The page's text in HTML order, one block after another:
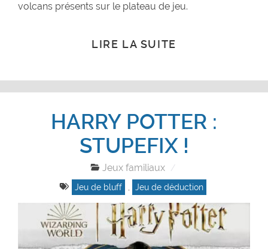
volcans présents sur le plateau de jeu.
LIRE LA SUITE
HARRY POTTER :
STUPEFIX !
Jeux familiaux
Jeu de bluff Jeu de déduction